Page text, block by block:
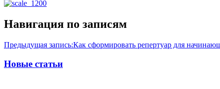
Навигация по записям
Предыдущая запись:Как сформировать репертуар для
Новые статьи